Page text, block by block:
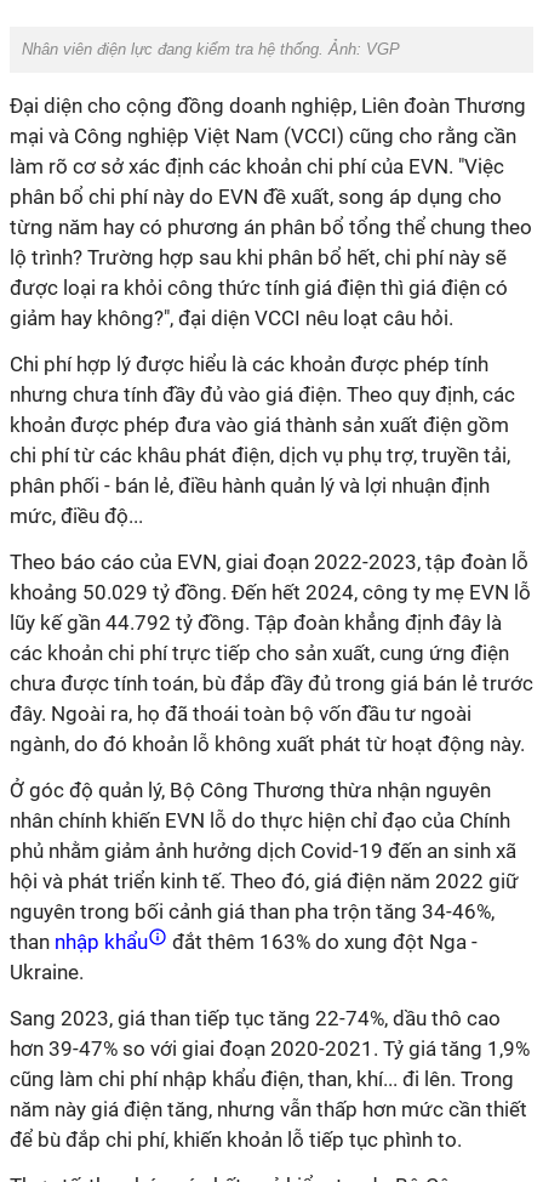
Nhân viên điện lực đang kiểm tra hệ thống. Ảnh: VGP
Đại diện cho cộng đồng doanh nghiệp, Liên đoàn Thương
mại và Công nghiệp Việt Nam (VCCI) cũng cho rằng cần
làm rõ cơ sở xác định các khoản chi phí của EVN. "Việc
phân bổ chi phí này do EVN đề xuất, song áp dụng cho
từng năm hay có phương án phân bổ tổng thể chung theo
lộ trình? Trường hợp sau khi phân bổ hết, chi phí này sẽ
được loại ra khỏi công thức tính giá điện thì giá điện có
giảm hay không?", đại diện VCCI nêu loạt câu hỏi.
Chi phí hợp lý được hiểu là các khoản được phép tính
nhưng chưa tính đầy đủ vào giá điện. Theo quy định, các
khoản được phép đưa vào giá thành sản xuất điện gồm
chi phí từ các khâu phát điện, dịch vụ phụ trợ, truyền tải,
phân phối - bán lẻ, điều hành quản lý và lợi nhuận định
mức, điều độ...
Theo báo cáo của EVN, giai đoạn 2022-2023, tập đoàn lỗ
khoảng 50.029 tỷ đồng. Đến hết 2024, công ty mẹ EVN lỗ
lũy kế gần 44.792 tỷ đồng. Tập đoàn khẳng định đây là
các khoản chi phí trực tiếp cho sản xuất, cung ứng điện
chưa được tính toán, bù đắp đầy đủ trong giá bán lẻ trước
đây. Ngoài ra, họ đã thoái toàn bộ vốn đầu tư ngoài
ngành, do đó khoản lỗ không xuất phát từ hoạt động này.
Ở góc độ quản lý, Bộ Công Thương thừa nhận nguyên
nhân chính khiến EVN lỗ do thực hiện chỉ đạo của Chính
phủ nhằm giảm ảnh hưởng dịch Covid-19 đến an sinh xã
hội và phát triển kinh tế. Theo đó, giá điện năm 2022 giữ
nguyên trong bối cảnh giá than pha trộn tăng 34-46%,
than nhập khẩu
đắt thêm 163% do xung đột Nga -
Ukraine.
Sang 2023, giá than tiếp tục tăng 22-74%, dầu thô cao
hơn 39-47% so với giai đoạn 2020-2021. Tỷ giá tăng 1,9%
cũng làm chi phí nhập khẩu điện, than, khí... đi lên. Trong
năm này giá điện tăng, nhưng vẫn thấp hơn mức cần thiết
để bù đắp chi phí, khiến khoản lỗ tiếp tục phình to.